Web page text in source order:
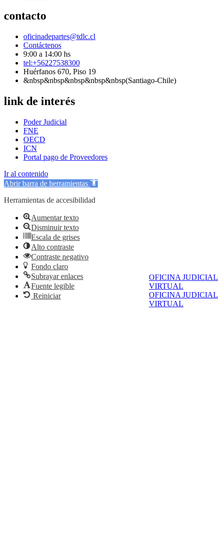
OFICINA JUDICIAL
VIRTUAL
OFICINA JUDICIAL
VIRTUAL
contacto
oficinadepartes@tdlc.cl
Contáctenos
9:00 a 14:00 hs
tel:+56227538300
Huérfanos 670, Piso 19
&nbsp&nbsp&nbsp&nbsp&nbsp(Santiago-Chile)
link de interés
Poder Judicial
FNE
OECD
ICN
Portal pago de Proveedores
Ir al contenido
Abrir barra de herramientas
Herramientas de accesibilidad
Aumentar texto
Disminuir texto
Escala de grises
Alto contraste
Contraste negativo
Fondo claro
Subrayar enlaces
Fuente legible
Reiniciar